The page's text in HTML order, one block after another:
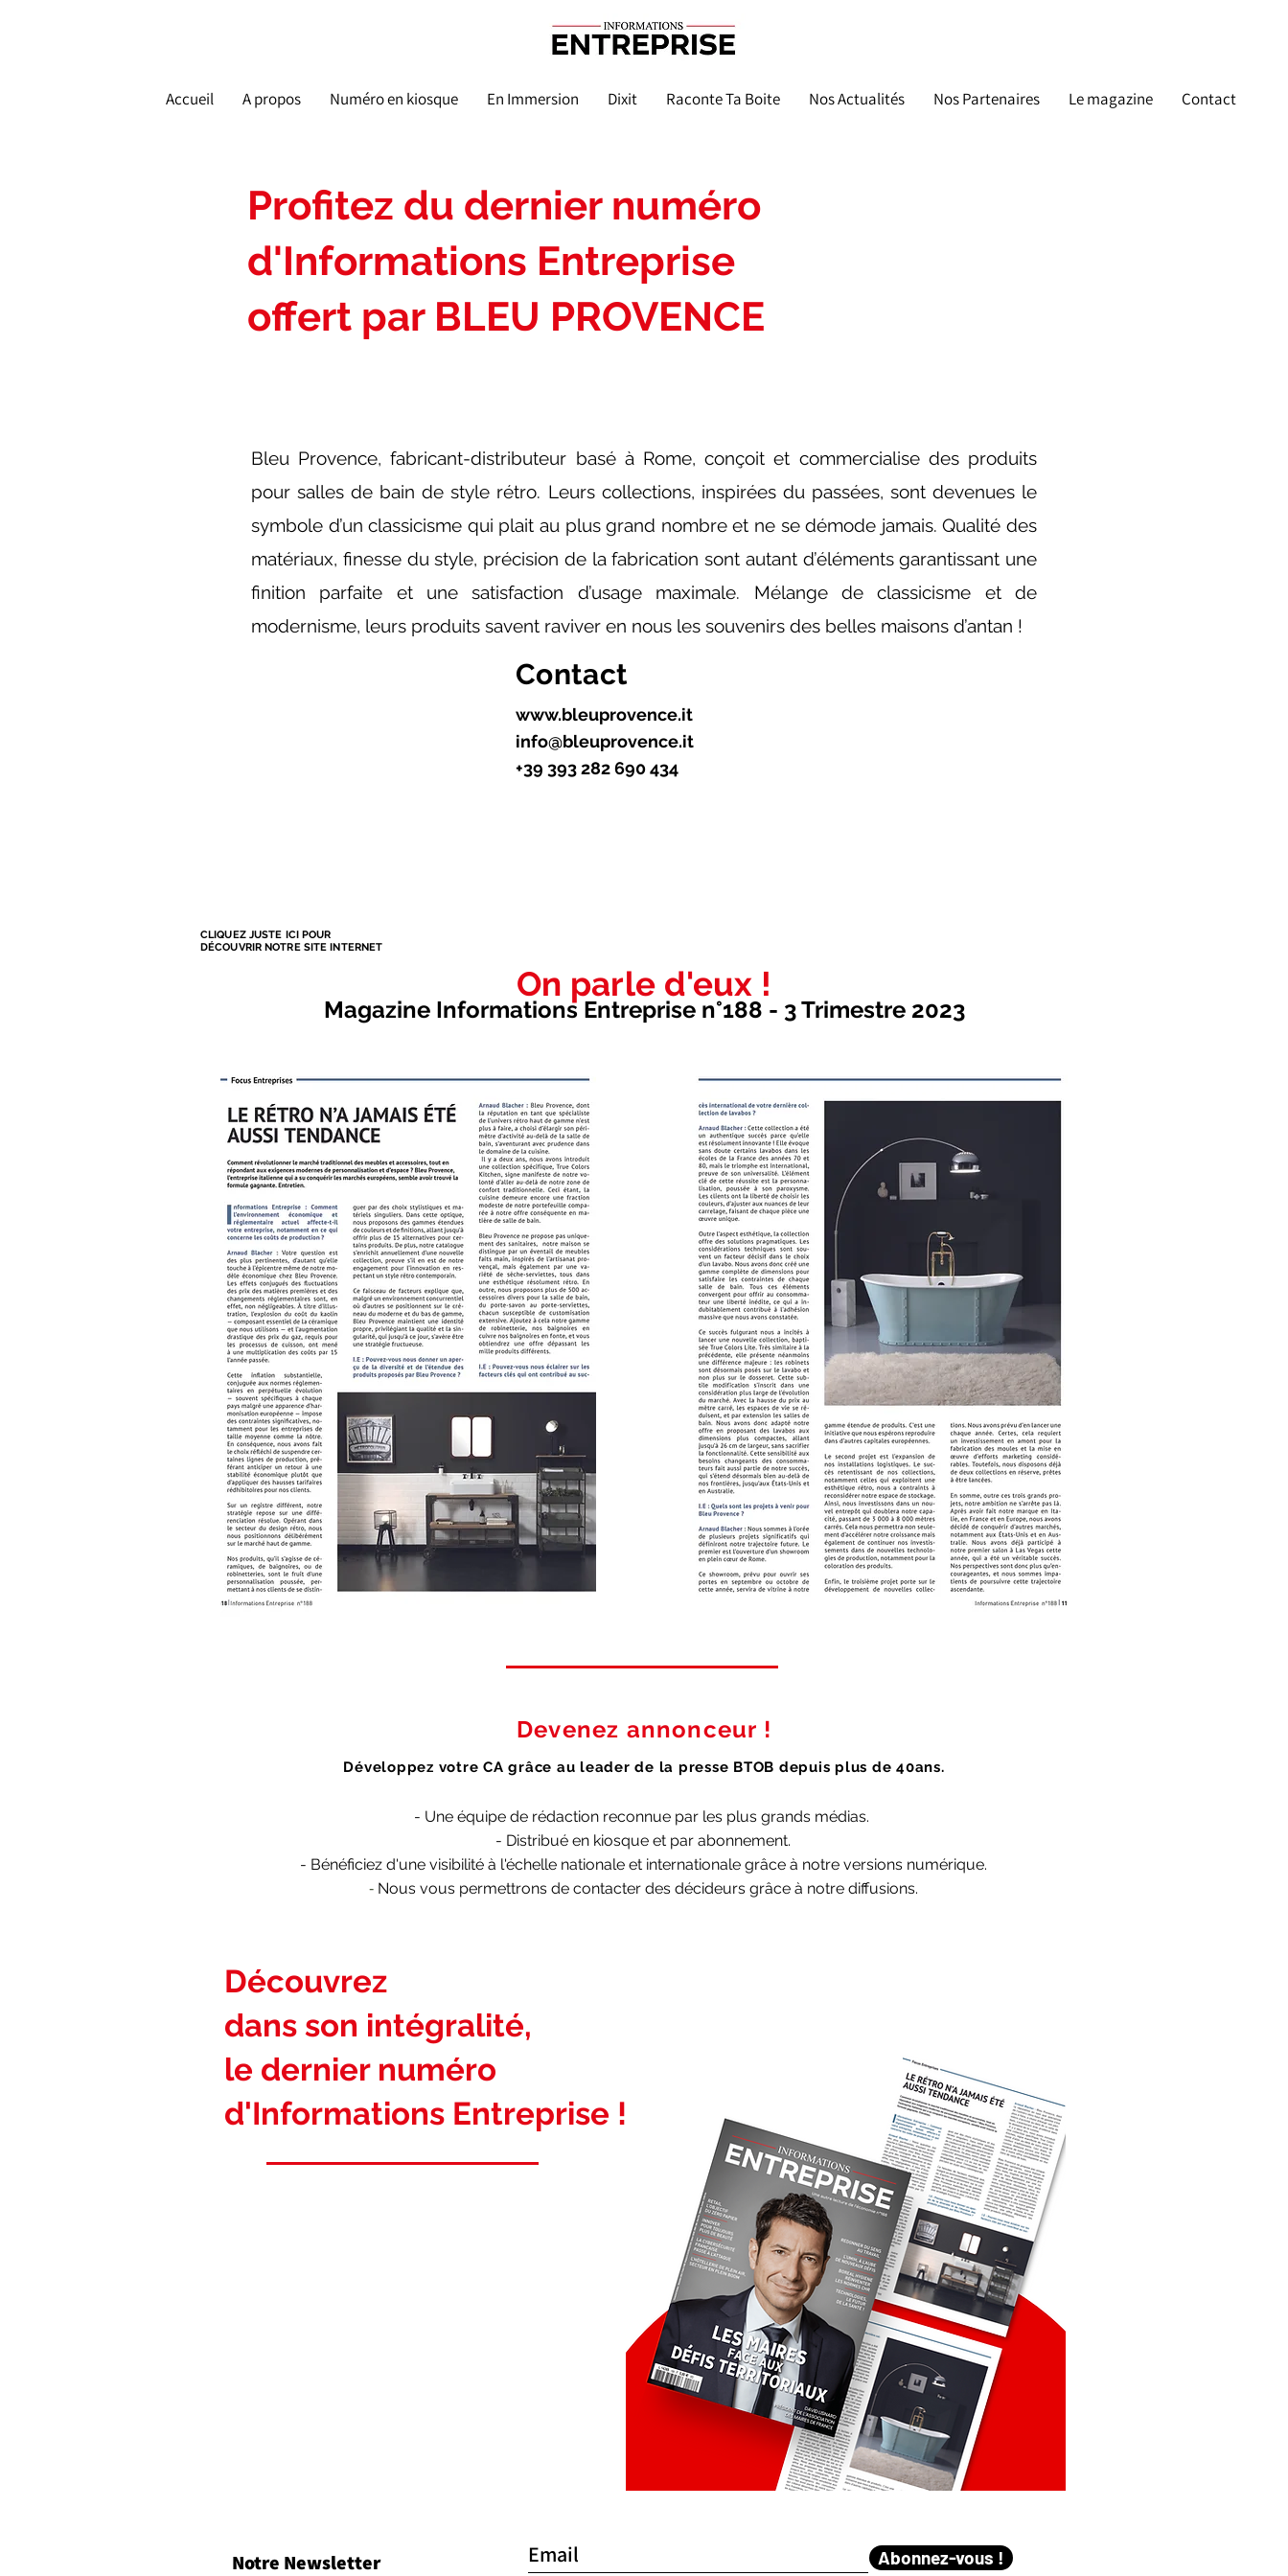
Accueil A propos Numéro en kiosque En Immersion Dixit Raconte Ta Boite Nos Actualités Nos Partenaires Le magazine Contact
Profitez du dernier numéro
d'Informations Entreprise
offert par BLEU PROVENCE
Bleu Provence, fabricant-distributeur basé à Rome, conçoit et commercialise des produits
pour salles de bain de style rétro. Leurs collections, inspirées du passées, sont devenues le
symbole d’un classicisme qui plait au plus grand nombre et ne se démode jamais. Qualité des
matériaux, finesse du style, précision de la fabrication sont autant d’éléments garantissant une
finition parfaite et une satisfaction d’usage maximale. Mélange de classicisme et de
modernisme, leurs produits savent raviver en nous les souvenirs des belles maisons d’antan !
Contact
www.bleuprovence.it
info@bleuprovence.it
+39 393 282 690 434
CLIQUEZ JUSTE ICI POUR
DÉCOUVRIR NOTRE SITE INTERNET
On parle d'eux !
Magazine Informations Entreprise n°188 - 3 Trimestre 2023
Devenez annonceur !
Développez votre CA grâce au leader de la presse BTOB depuis plus de 40ans.
- Une équipe de rédaction reconnue par les plus grands médias.
- Distribué en kiosque et par abonnement.
- Bénéficiez d'une visibilité à l'échelle nationale et internationale grâce à notre versions numérique.
- Nous vous permettrons de contacter des décideurs grâce à notre diffusions.
Découvrez
dans son intégralité,
le dernier numéro
d'Informations Entreprise !
Notre Newsletter Abonnez-vous !